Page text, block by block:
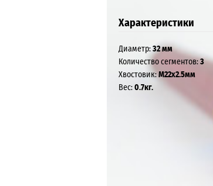
Характеристики
Диаметр:32 мм
Количество сегментов:3
Хвостовик:М22х2.5мм
Вес:0.7кг.
Интернет-магазин KEN
Технические характеристики
Вся информация на сайте о
Убедительно просим Вас при